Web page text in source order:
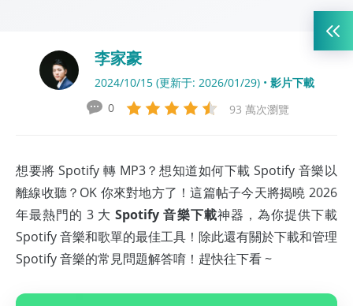
李家豪
2024/10/15 (更新于: 2026/01/29) • 影片下載
93 萬次瀏覽
0
想要將 Spotify 轉 MP3？想知道如何下載 Spotify 音樂以
離線收聽？OK 你來對地方了！這篇帖子今天將揭曉 2026
年最熱門的 3 大Spotify 音樂下載神器，為你提供下載
Spotify 音樂和歌單的最佳工具！除此還有關於下載和管理
Spotify 音樂的常見問題解答唷！趕快往下看 ~